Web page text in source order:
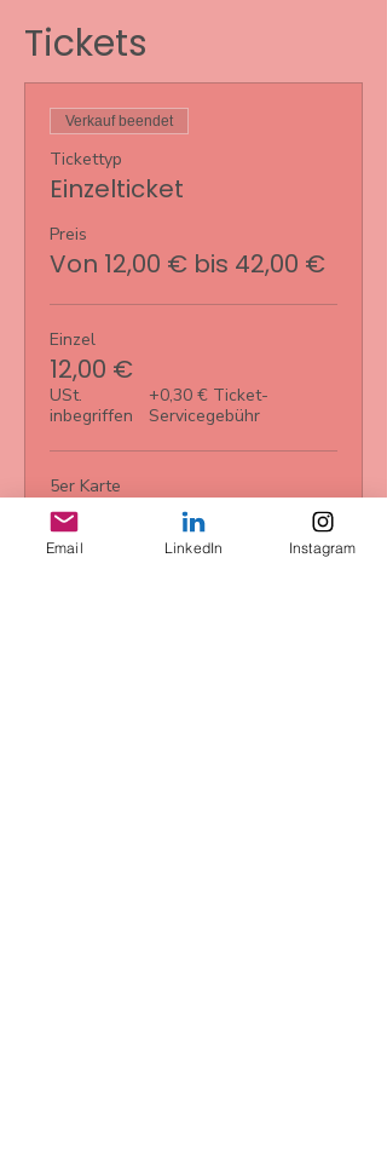
Tickets
Verkauf beendet
Tickettyp
Einzelticket
Preis
Von 12,00 € bis 42,00 €
Einzel
12,00 €
USt.
inbegriffen
+0,30 € Ticket-
Servicegebühr
5er Karte
42,00 €
USt.
inbegriffen
+1,05 € Ticket-
Servicegebühr
Email LinkedIn Instagram